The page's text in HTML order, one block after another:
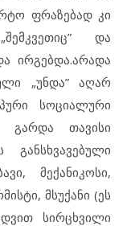
ფრაზებად კი
და
ირგებდა.არადა
„უნდა” აღარ
სოციალური
გარდა თავისი
მექანიკოსი,
მსუქანი (ეს
სირცხვილი